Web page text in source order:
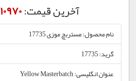
آخرین قیمت:10970 تومان
نام محصول: مستربچ موزی 17735
گرید: 17735
عنوان انگلیسی: Yellow Masterbatch